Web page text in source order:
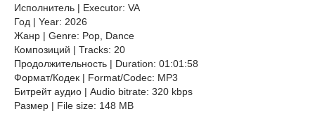
Исполнитель | Executor: VA
Год | Year: 2026
Жанр | Genre: Pop, Dance
Композиций | Tracks: 20
Продолжительность | Duration: 01:01:58
Формат/Кодек | Format/Codec: MP3
Битрейт аудио | Audio bitrate: 320 kbps
Размер | File size: 148 MB